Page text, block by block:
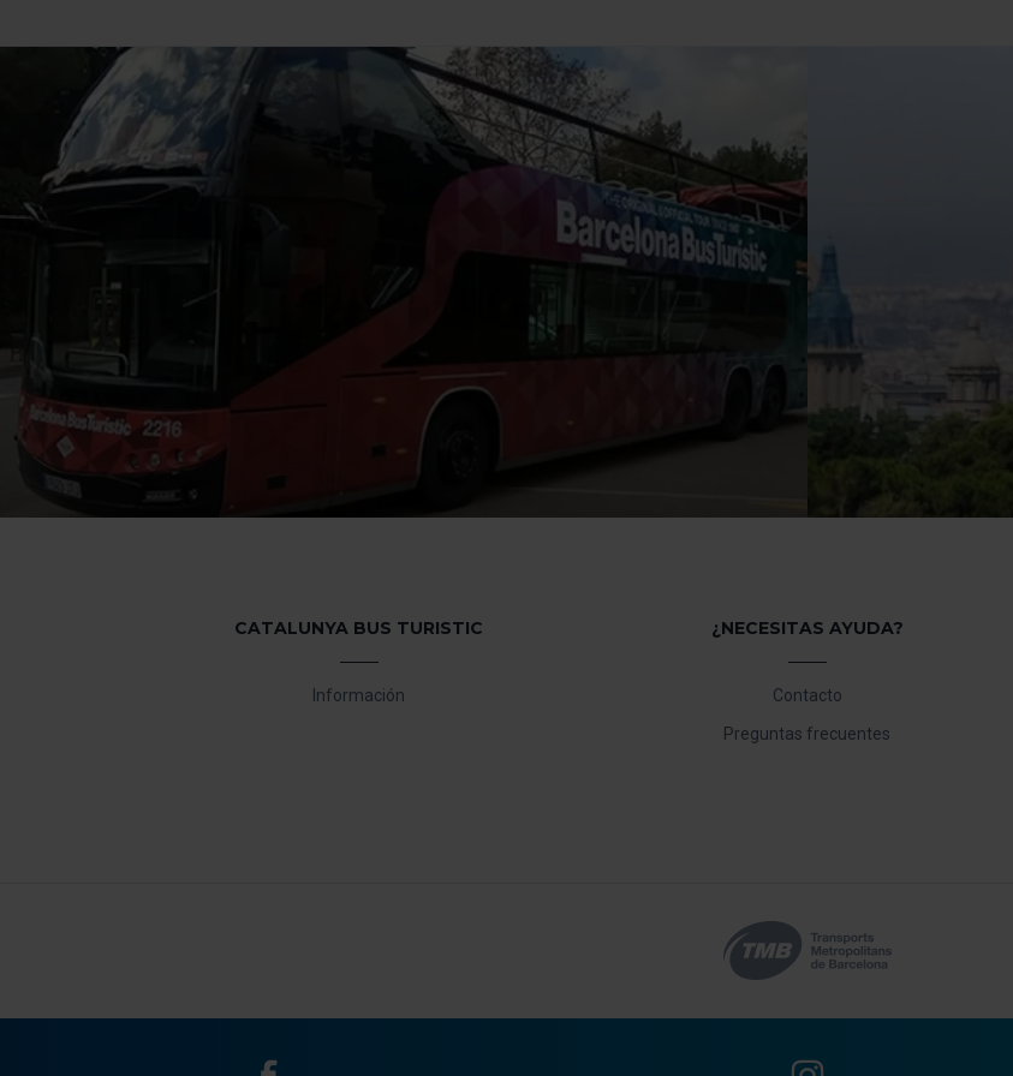
CATALUNYA BUS TURISTIC
Información
¿NECESITAS AYUDA?
Contacto
Preguntas frecuentes